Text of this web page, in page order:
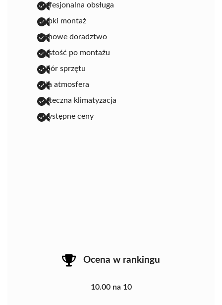
profesjonalna obsługa
szybki montaż
fachowe doradztwo
czystość po montażu
dobór sprzętu
miła atmosfera
skuteczna klimatyzacja
przystępne ceny
Ocena w rankingu
10.00 na 10